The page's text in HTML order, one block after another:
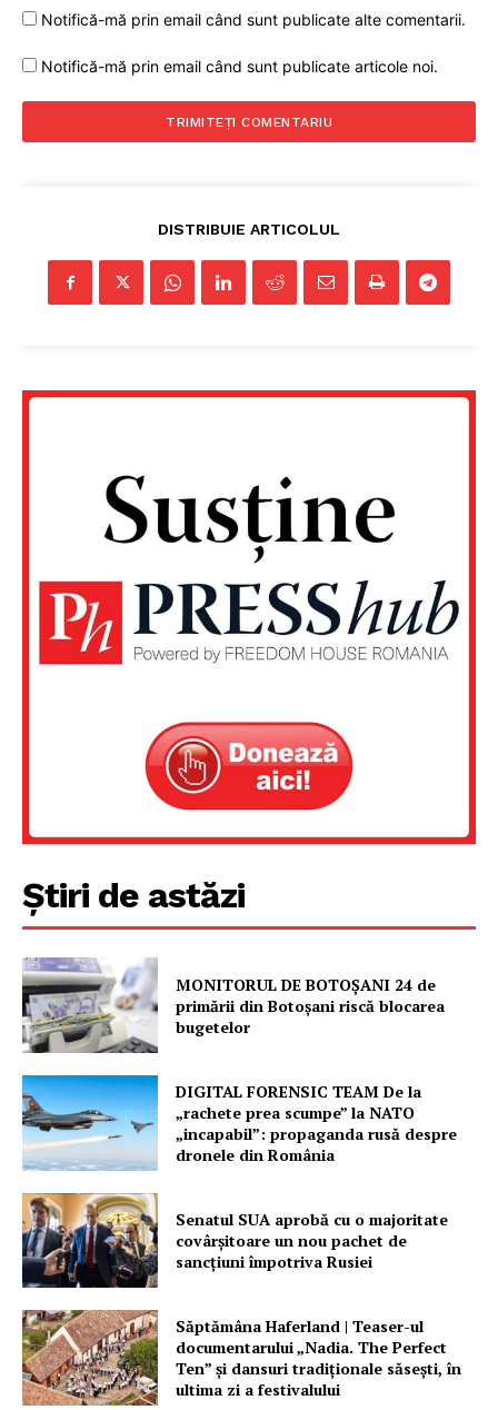
Un proiect
PRESShub
Despre noi / Echipa
Proiecte editoriale
Contact
Notifică-mă prin email când sunt publicate alte comentarii.
Notifică-mă prin email când sunt publicate articole noi.
DISTRIBUIE ARTICOLUL
Știri de astăzi
MONITORUL DE BOTOȘANI 24 de
primării din Botoșani riscă blocarea
bugetelor
DIGITAL FORENSIC TEAM De la
„rachete prea scumpe” la NATO
„incapabil”: propaganda rusă despre
dronele din România
Senatul SUA aprobă cu o majoritate
covârșitoare un nou pachet de
sancțiuni împotriva Rusiei
Săptămâna Haferland | Teaser-ul
documentarului „Nadia. The Perfect
Ten” şi dansuri tradiţionale săseşti, în
ultima zi a festivalului